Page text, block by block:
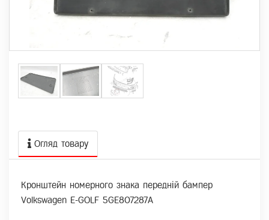
Огляд товару
Кронштейн номерного знака передній бампер
Volkswagen E-GOLF 5GE807287A